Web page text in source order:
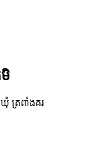
ត្រពាំងគរ